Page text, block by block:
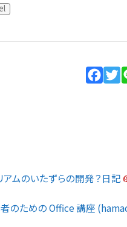
ムのいたずらの開発？日記
のための Office 講座